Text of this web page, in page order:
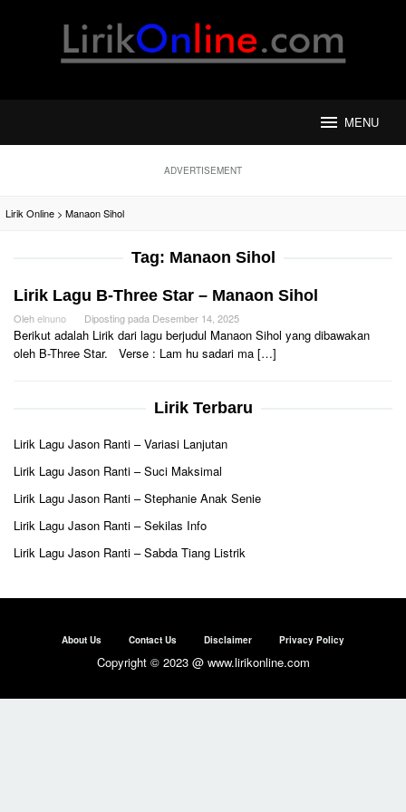
MENU
ADVERTISEMENT
Lirik Online > Manaon Sihol
Tag: Manaon Sihol
Lirik Lagu B-Three Star – Manaon Sihol
Olehelnuno Diposting pada Desember 14, 2025
Berikut adalah Lirik dari lagu berjudul Manaon Sihol yang dibawakan
oleh B-Three Star. Verse : Lam hu sadari ma […]
Lirik Terbaru
Lirik Lagu Jason Ranti – Variasi Lanjutan
Lirik Lagu Jason Ranti – Suci Maksimal
Lirik Lagu Jason Ranti – Stephanie Anak Senie
Lirik Lagu Jason Ranti – Sekilas Info
Lirik Lagu Jason Ranti – Sabda Tiang Listrik
About Us Contact Us Disclaimer Privacy Policy
Copyright © 2023 @ www.lirikonline.com